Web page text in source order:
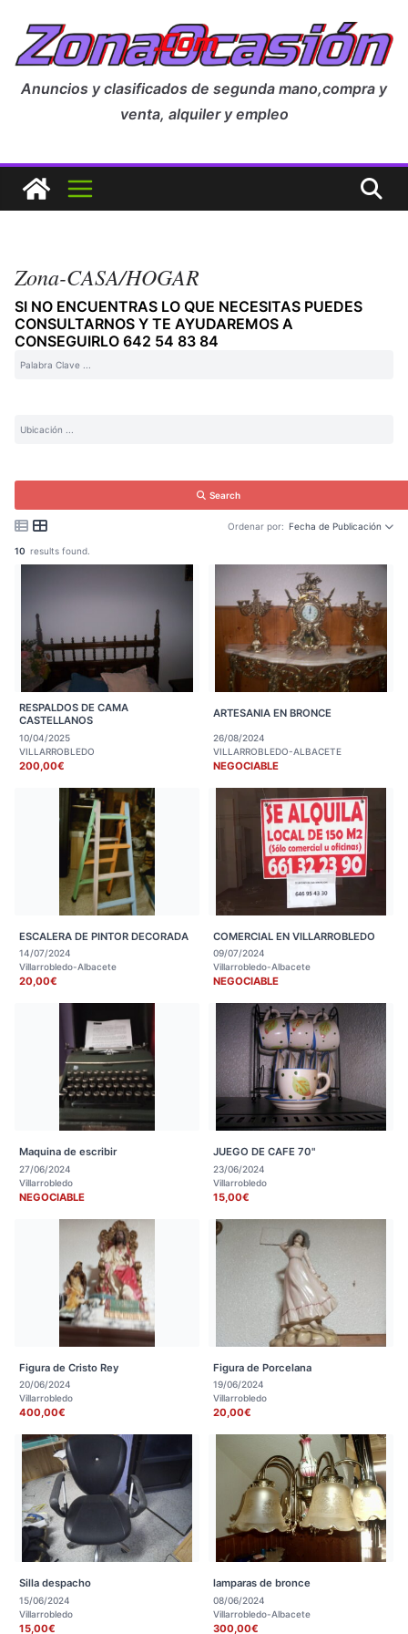
Anuncios y clasificados de segunda mano,compra y
venta, alquiler y empleo
Zona-CASA/HOGAR
SI NO ENCUENTRAS LO QUE NECESITAS PUEDES
CONSULTARNOS Y TE AYUDAREMOS A
CONSEGUIRLO 642 54 83 84
Search
Ordenar por: Fecha de Publicación
10 results found.
RESPALDOS DE CAMA
CASTELLANOS
10/04/2025
VILLARROBLEDO
200,00€
ARTESANIA EN BRONCE
26/08/2024
VILLARROBLEDO-ALBACETE
NEGOCIABLE
ESCALERA DE PINTOR DECORADA
14/07/2024
Villarrobledo-Albacete
20,00€
COMERCIAL EN VILLARROBLEDO
09/07/2024
Villarrobledo-Albacete
NEGOCIABLE
Maquina de escribir
27/06/2024
Villarrobledo
NEGOCIABLE
JUEGO DE CAFE 70"
23/06/2024
Villarrobledo
15,00€
Figura de Cristo Rey
20/06/2024
Villarrobledo
400,00€
Figura de Porcelana
19/06/2024
Villarrobledo
20,00€
Silla despacho
15/06/2024
Villarrobledo
15,00€
lamparas de bronce
08/06/2024
Villarrobledo-Albacete
300,00€